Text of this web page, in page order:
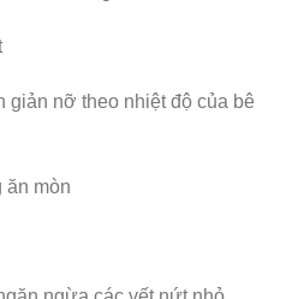
nỡ theo nhiệt độ của bê
mòn